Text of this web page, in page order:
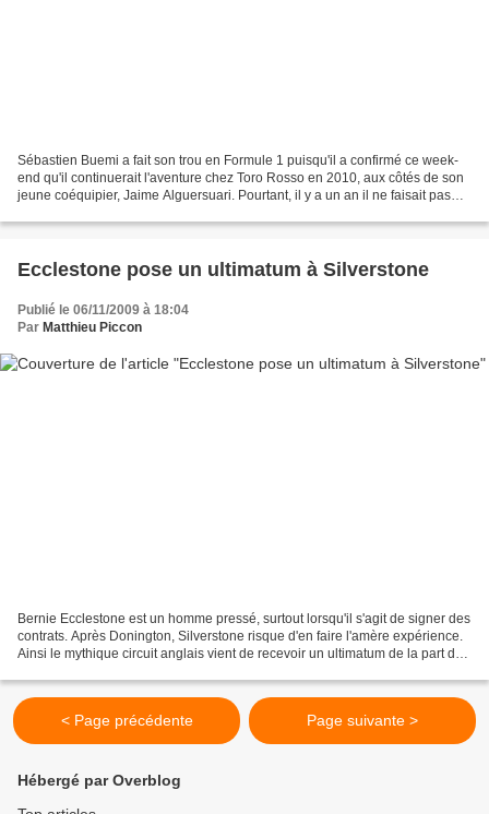
Sébastien Buemi a fait son trou en Formule 1 puisqu'il a confirmé ce week-
end qu'il continuerait l'aventure chez Toro Rosso en 2010, aux côtés de son
jeune coéquipier, Jaime Alguersuari. Pourtant, il y a un an il ne faisait pas
Ecclestone pose un ultimatum à Silverstone
Publié le 06/11/2009 à 18:04
Par Matthieu Piccon
Bernie Ecclestone est un homme pressé, surtout lorsqu'il s'agit de signer des
contrats. Après Donington, Silverstone risque d'en faire l'amère expérience.
Ainsi le mythique circuit anglais vient de recevoir un ultimatum de la part du
< Page précédente Page suivante >
Hébergé par Overblog